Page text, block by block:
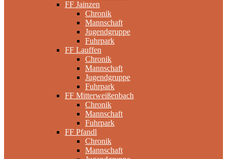
FF Jainzen
Chronik
Mannschaft
Jugendgruppe
Fuhrpark
FF Lauffen
Chronik
Mannschaft
Jugendgruppe
Fuhrpark
FF Mitterweißenbach
Chronik
Mannschaft
Fuhrpark
FF Pfandl
Chronik
Mannschaft